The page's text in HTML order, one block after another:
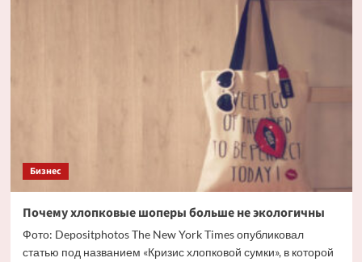
Бизнес
Почему хлопковые шоперы больше не экологичны
Фото: Depositphotos The New York Times опубликовал
статью под названием «Кризис хлопковой сумки», в которой